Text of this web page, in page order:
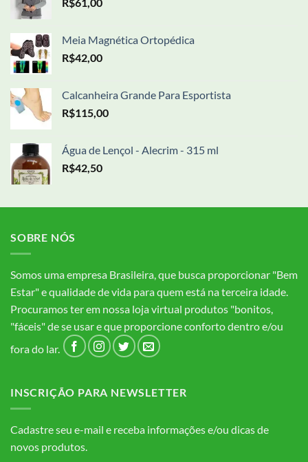
Meia Magnética Ortopédica
R$42,00
Calcanheira Grande Para Esportista
R$115,00
Água de Lençol - Alecrim - 315 ml
R$42,50
SOBRE NÓS
Somos uma empresa Brasileira, que busca proporcionar "Bem
Estar" e qualidade de vida para quem está na terceira idade.
Procuramos ter em nossa loja virtual produtos "bonitos,
"fáceis" de se usar e que proporcione conforto dentro e/ou
fora do lar.
INSCRIÇÃO PARA NEWSLETTER
Cadastre seu e-mail e receba informações e/ou dicas de
novos produtos.